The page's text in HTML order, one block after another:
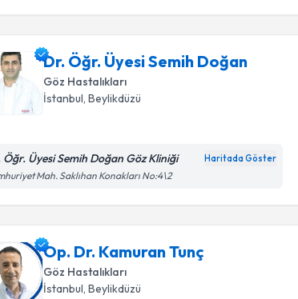
Dr. Öğr. Üyesi Semih Doğan
Göz Hastalıkları
İstanbul, Beylikdüzü
Öğr. Üyesi Semih Doğan Göz Kliniği Haritada Göster
Mah. Saklıhan Konakları No:4\2
Op. Dr. Kamuran Tunç
Göz Hastalıkları
İstanbul, Beylikdüzü